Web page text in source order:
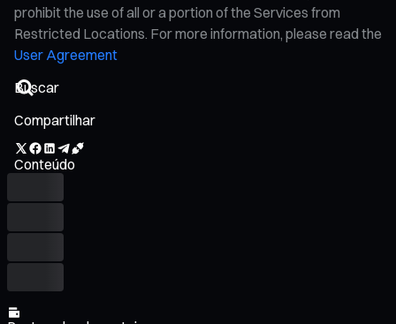
prohibit the use of all or a portion of the Services from
Restricted Locations. For more information, please read the
User Agreement
Compartilhar
Conteúdo